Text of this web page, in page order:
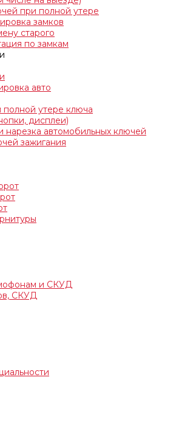
при полной утере
замков
старого
по замкам
авто
полной утере ключа
дисплеи)
нарезка автомобильных ключей
зажигания
и СКУД
СКУД